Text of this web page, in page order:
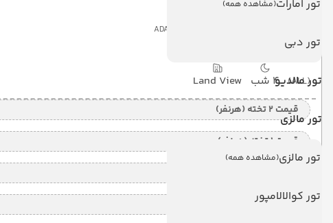
تور امارات(مشاهده همه)
تور دبی
تور مالدیو
تور مالزی
تور مالزی(مشاهده همه)
تور کوالالامپور
ADAARAN CLUB RANNALHI
(ALL) 4 شب Land View
قیمت 2 تخته (هرنفر)
قیمت 1 تخته (هرنفر)
قیمت کودک بدون تخت (هرنفر)